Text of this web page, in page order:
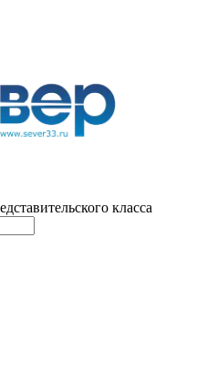
класса